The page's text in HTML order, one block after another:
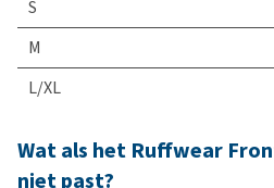
S
M
L/XL
Wat als het Ruffwear
niet past?